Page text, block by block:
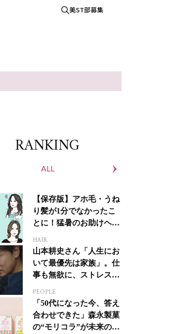
美ST部募集
RANKING
ALL
【保存版】アホ毛・うね
り髪が1分でなかったこ
とに！猛暑のお助けヘア
HAIR
山本耕史さん「人生にお
いて最優先は家族」。仕
事も無欲に、ストレスを
PEOPLE
「50代になった今、答え
合わせできた」森永製菓
の“モリコラ”が未来のキ